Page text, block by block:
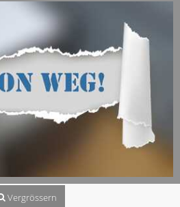
Vergrössern